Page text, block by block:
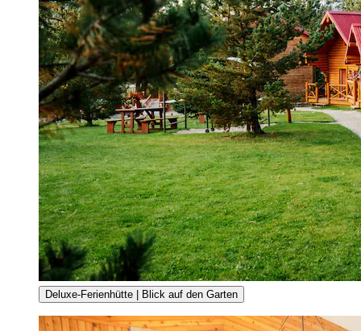
Deluxe-Ferienhütte | Blick auf den Garten